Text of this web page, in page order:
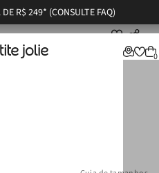
R$ 249* (CONSULTE FAQ)
0
Chinelo Petite Jolie Fresh White/Avela PJ6979
Avela PJ6979